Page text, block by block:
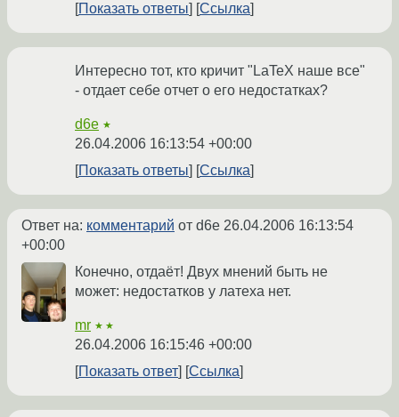
Показать ответы
Ссылка
Интересно тот, кто кричит "LaTeX наше все"
- отдает себе отчет о его недостатках?
d6e ★
26.04.2006 16:13:54 +00:00
Показать ответы
Ссылка
Ответ на: комментарий от d6e 26.04.2006 16:13:54
+00:00
Конечно, отдаёт! Двух мнений быть не
может: недостатков у латеха нет.
mr ★★
26.04.2006 16:15:46 +00:00
Показать ответ
Ссылка